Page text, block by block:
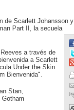
de Scarlett Johansson y
Part II, la secuela
a través de
a Scarlett
Under the Skin
Bienvenida".
Stan,